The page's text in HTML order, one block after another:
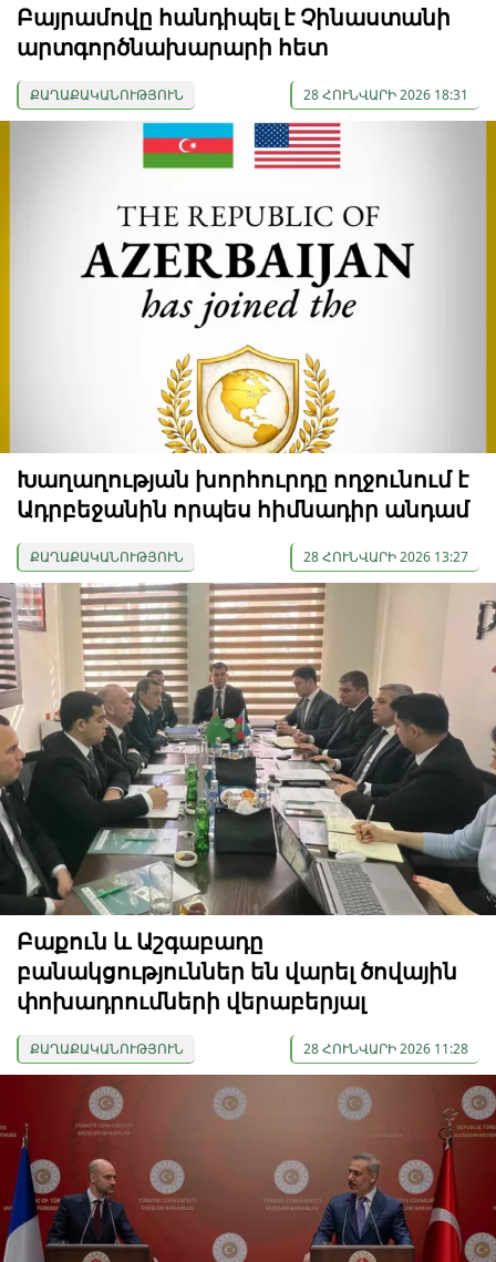
Բայրամովը հանդիպել է Չինաստանի
արտգործնախարարի հետ
ՔԱՂԱՔԱԿԱՆՈՒԹՅՈՒՆ 28 ՀՈՒՆՎԱՐԻ 2026 18:31
Խաղաղության խորհուրդը ողջունում է
Ադրբեջանին որպես հիմնադիր անդամ
ՔԱՂԱՔԱԿԱՆՈՒԹՅՈՒՆ 28 ՀՈՒՆՎԱՐԻ 2026 13:27
Բաքուն և Աշգաբադը
բանակցություններ են վարել ծովային
փոխադրումների վերաբերյալ
ՔԱՂԱՔԱԿԱՆՈՒԹՅՈՒՆ 28 ՀՈՒՆՎԱՐԻ 2026 11:28